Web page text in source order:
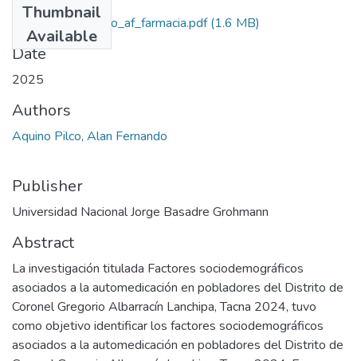
Thumbnail
Available
2025_aquino_pilco_af_farmacia.pdf(1.6 MB)
Date
2025
Authors
Aquino Pilco, Alan Fernando
Publisher
Universidad Nacional Jorge Basadre Grohmann
Abstract
La investigación titulada Factores sociodemográficos
asociados a la automedicación en pobladores del Distrito de
Coronel Gregorio Albarracín Lanchipa, Tacna 2024, tuvo
como objetivo identificar los factores sociodemográficos
asociados a la automedicación en pobladores del Distrito de